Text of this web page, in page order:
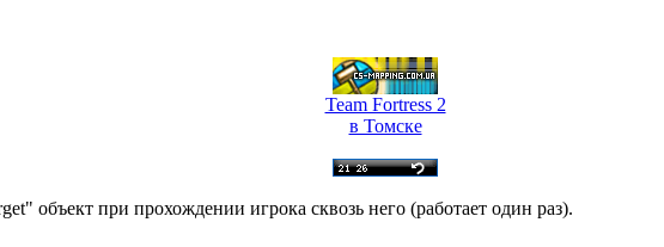
Team Fortress 2
в Томске
объект при прохождении игрока сквозь него (работает один раз).